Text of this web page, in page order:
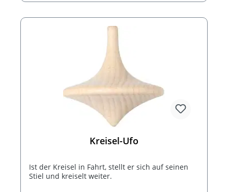
Kreisel-Ufo
Ist der Kreisel in Fahrt, stellt er sich auf seinen
Stiel und kreiselt weiter.